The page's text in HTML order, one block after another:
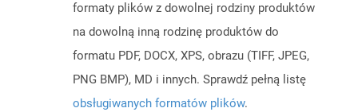
formaty plików z dowolnej rodziny produktów
na dowolną inną rodzinę produktów do
formatu PDF, DOCX, XPS, obrazu (TIFF, JPEG,
PNG BMP), MD i innych. Sprawdź pełną listę
obsługiwanych formatów plików.